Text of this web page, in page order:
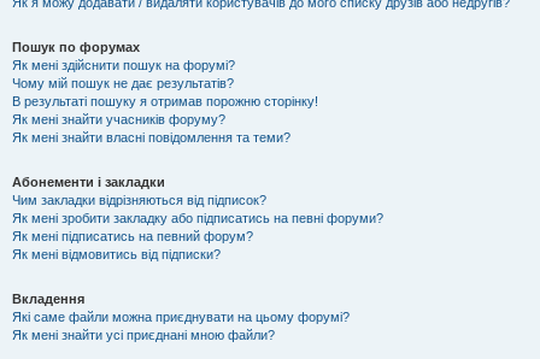
Пошук по форумах
Як мені здійснити пошук на форумі?
Чому мій пошук не дає результатів?
В результаті пошуку я отримав порожню сторінку!
Як мені знайти учасників форуму?
Як мені знайти власні повідомлення та теми?
Абонементи і закладки
Чим закладки відрізняються від підписок?
Як мені зробити закладку або підписатись на певні форуми?
Як мені підписатись на певний форум?
Як мені відмовитись від підписки?
Вкладення
Які саме файли можна приєднувати на цьому форумі?
Як мені знайти усі приєднані мною файли?